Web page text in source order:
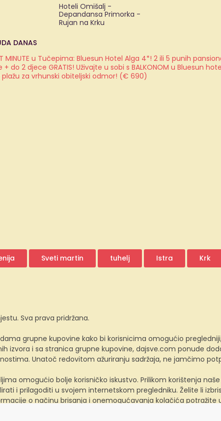
Hoteli Omišalj -
Depandansa Primorka -
Rujan na Krku
DANAS
MINUTE u Tučepima: Bluesun Hotel Alga 4*! 2 ili 5 punih
+ do 2 djece GRATIS! Uživajte u sobi s BALKONOM u Bluesun
plažu za vrhunski obiteljski odmor! (€ 690)
Sveti martin tuhelj Istra Krk
Sva prava pridržana.
grupne kupovine kako bi korisnicima omogućio
izvora i sa stranica grupne kupovine, dajsve.com ponude
Unatoč redovitom ažuriranju sadržaja, ne jamčimo
omogućio bolje korisničko iskustvo. Prilikom korištenja
i prilagoditi u svojem internetskom pregledniku. Želite li
o načinu brisanja i onemogućavanja kolačića potražite